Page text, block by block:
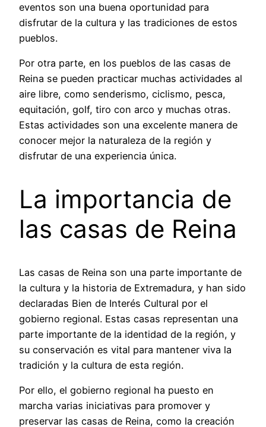
eventos son una buena oportunidad para
disfrutar de la cultura y las tradiciones de estos
pueblos.
Por otra parte, en los pueblos de las casas de
Reina se pueden practicar muchas actividades al
aire libre, como senderismo, ciclismo, pesca,
equitación, golf, tiro con arco y muchas otras.
Estas actividades son una excelente manera de
conocer mejor la naturaleza de la región y
disfrutar de una experiencia única.
La importancia de
las casas de Reina
Las casas de Reina son una parte importante de
la cultura y la historia de Extremadura, y han sido
declaradas Bien de Interés Cultural por el
gobierno regional. Estas casas representan una
parte importante de la identidad de la región, y
su conservación es vital para mantener viva la
tradición y la cultura de esta región.
Por ello, el gobierno regional ha puesto en
marcha varias iniciativas para promover y
preservar las casas de Reina, como la creación